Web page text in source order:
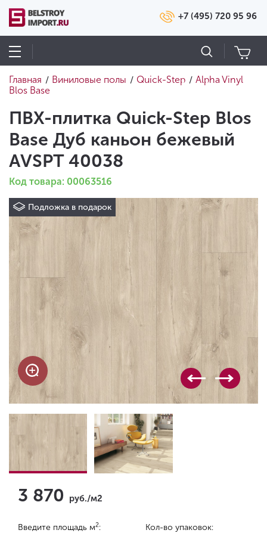
+7 (495) 720 95 96
Главная / Виниловые полы / Quick-Step / Alpha Vinyl
Blos Base
ПВХ-плитка Quick-Step Blos
Base Дуб каньон бежевый
AVSPT 40038
Код товара: 00063516
Подложка в подарок
3 870 руб./м2
Введите площадь м2: Кол-во упаковок: